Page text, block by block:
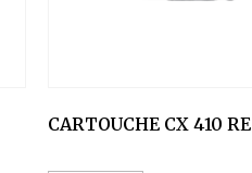
CARTOUCHE CX 410 RE